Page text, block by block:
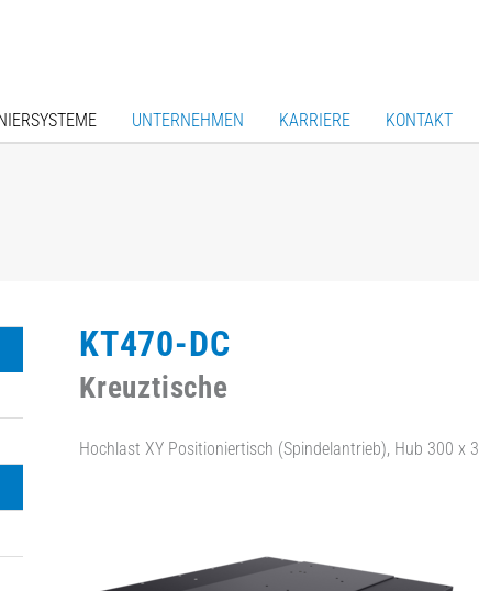
UNTERNEHMEN KARRIERE KONTAKT
KT470-DC
Kreuztische
Hochlast XY Positioniertisch (Spindelantrieb), Hub 300 x